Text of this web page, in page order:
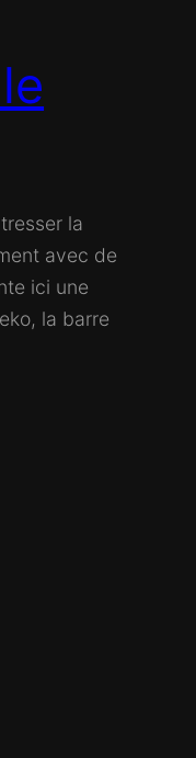
la
avec de
ici une
la barre